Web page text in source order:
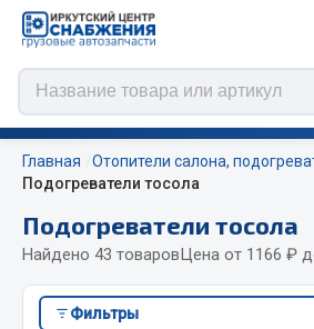
Цепи противоскольжения
ЦЕПИ РОССИЯ
Главная
Отопители салона,
Подогреватели тосола
Подогреватели тосола
Найдено 43 товаровЦена от 1166 ₽
Фильтры